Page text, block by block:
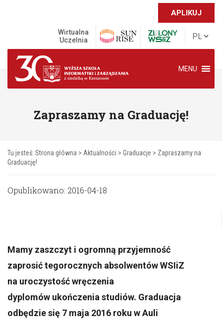
APLIKUJ
Wirtualna
Uczelnia
MENU
Zapraszamy na Graduację!
Tu jesteś: Strona główna > Aktualności > Graduacje > Zapraszamy na
Graduację!
Opublikowano: 2016-04-18
Mamy zaszczyt i ogromną przyjemność
zaprosić tegorocznych absolwentów WSIiZ
na uroczystość wręczenia
dyplomów ukończenia studiów. Graduacja
odbędzie się 7 maja 2016 roku w Auli